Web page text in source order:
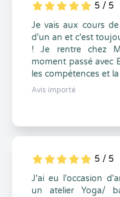
5
1
5
0 5 / 5
Je vais aux cours
d'un an et c'est
! Je rentre chez
moment passé avec
les compétences et
Avis importé
5
1
5
0 5 / 5
J'ai eu l'occasion
un atelier Yoga/